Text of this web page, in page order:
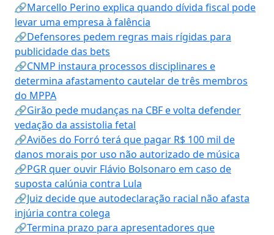
🔗Marcello Perino explica quando dívida fiscal pode
levar uma empresa à falência
🔗Defensores pedem regras mais rígidas para
publicidade das bets
🔗CNMP instaura processos disciplinares e
determina afastamento cautelar de três membros
do MPPA
🔗Girão pede mudanças na CBF e volta defender
vedação da assistolia fetal
🔗Aviões do Forró terá que pagar R$ 100 mil de
danos morais por uso não autorizado de música
🔗PGR quer ouvir Flávio Bolsonaro em caso de
suposta calúnia contra Lula
🔗Juiz decide que autodeclaração racial não afasta
injúria contra colega
🔗Termina prazo para apresentadores que